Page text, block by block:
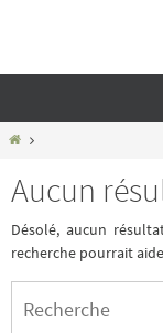
contenu
Home
Aucun
Désolé, aucun
recherche pourrait